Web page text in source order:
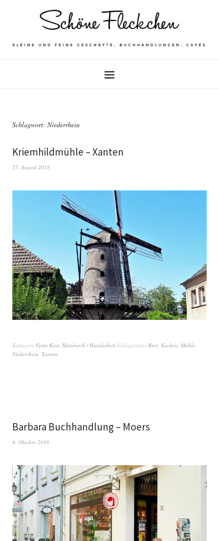
Schlagwort: Niederrhein
Kriemhildmühle – Xanten
25. August 2018
Kategorie Feine Kost, Handwerk / Handarbeit SchlagwörterBrot, Kuchen, Mühle,
Niederrhein, Xanten
Barbara Buchhandlung – Moers
9. Oktober 2016